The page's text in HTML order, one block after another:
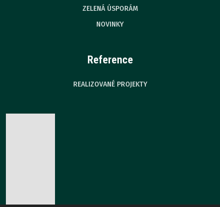
ZELENÁ ÚSPORÁM
NOVINKY
Reference
REALIZOVANÉ PROJEKTY